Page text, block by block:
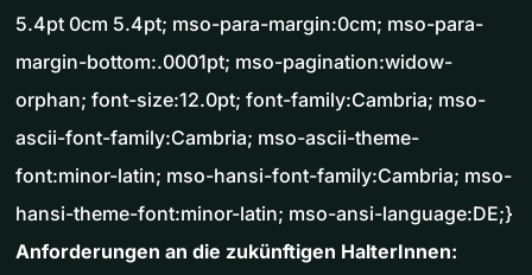
5.4pt 0cm 5.4pt; mso-para-margin:0cm; mso-para-
margin-bottom:.0001pt; mso-pagination:widow-
orphan; font-size:12.0pt; font-family:Cambria; mso-
ascii-font-family:Cambria; mso-ascii-theme-
font:minor-latin; mso-hansi-font-family:Cambria; mso-
hansi-theme-font:minor-latin; mso-ansi-language:DE;}
Anforderungen an die zukünftigen HalterInnen: